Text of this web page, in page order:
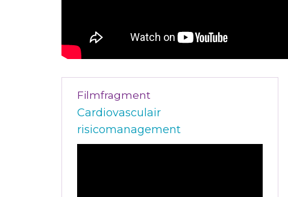
Filmfragment
Cardiovasculair
risicomanagement